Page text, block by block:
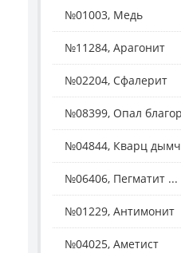
№01003, Медь
№11284, Арагонит
№02204, Сфалерит
№08399, Опал
№04844, Кварц
№06406, Пегматит ...
№01229, Антимонит
№04025, Аметист